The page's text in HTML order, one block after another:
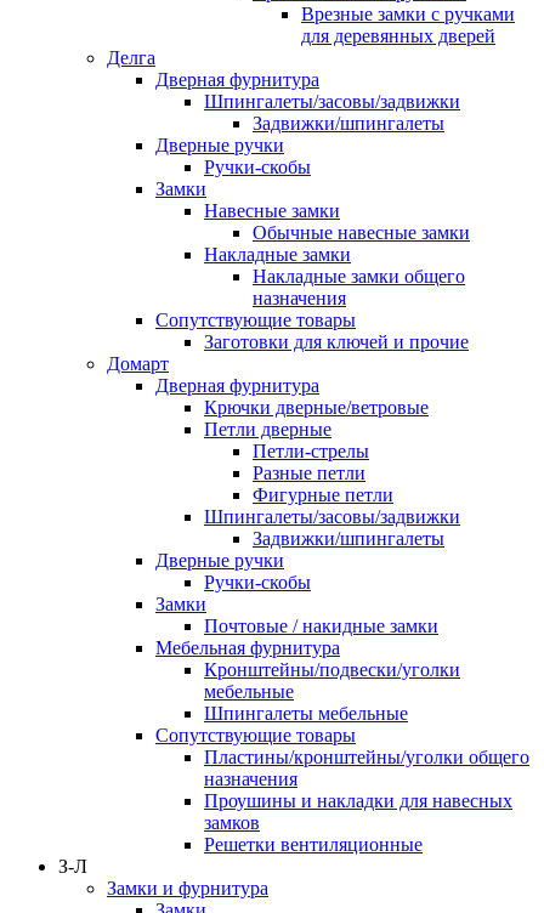
Врезные замки с ручками
для деревянных дверей
Делга
Дверная фурнитура
Шпингалеты/засовы/задвижки
Задвижки/шпингалеты
Дверные ручки
Ручки-скобы
Замки
Навесные замки
Обычные навесные замки
Накладные замки
Накладные замки общего
назначения
Сопутствующие товары
Заготовки для ключей и прочие
Домарт
Дверная фурнитура
Крючки дверные/ветровые
Петли дверные
Петли-стрелы
Разные петли
Фигурные петли
Шпингалеты/засовы/задвижки
Задвижки/шпингалеты
Дверные ручки
Ручки-скобы
Замки
Почтовые / накидные замки
Мебельная фурнитура
Кронштейны/подвески/уголки
мебельные
Шпингалеты мебельные
Сопутствующие товары
Пластины/кронштейны/уголки общего
назначения
Проушины и накладки для навесных
замков
Решетки вентиляционные
З-Л
Замки и фурнитура